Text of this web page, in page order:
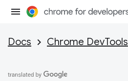
Docs Chrome DevTools